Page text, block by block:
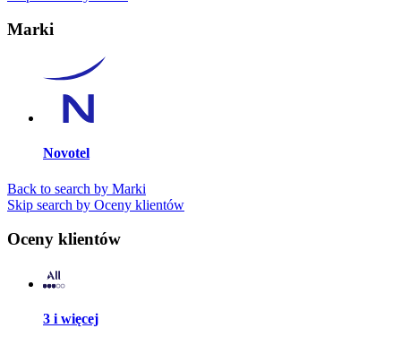
Marki
Novotel
Back to search by Marki
Skip search by Oceny klientów
Oceny klientów
3 i więcej